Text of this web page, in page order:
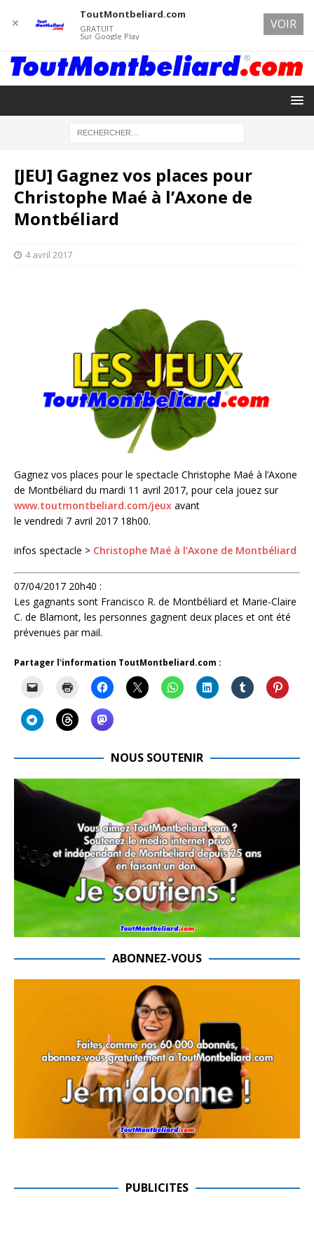
[JEU] Gagnez vos places pour
Christophe Maé à l’Axone de
Montbéliard
4 avril 2017
Gagnez vos places pour le spectacle Christophe Maé à l’Axone
de Montbéliard du mardi 11 avril 2017, pour cela jouez sur
www.toutmontbeliard.com/jeux avant
le vendredi 7 avril 2017 18h00.
infos spectacle > Christophe Maé à l’Axone de Montbéliard
07/04/2017 20h40 :
Les gagnants sont Francisco R. de Montbéliard et Marie-Claire
C. de Blamont, les personnes gagnent deux places et ont été
prévenues par mail.
Partager l'information ToutMontbeliard.com :
NOUS SOUTENIR
ABONNEZ-VOUS
PUBLICITES
✕
ToutMontbeliard.com
GRATUIT
Sur Google Play
VOIR